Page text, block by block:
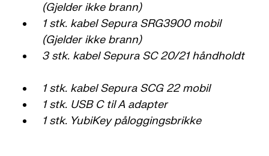
(Gjelder ikke brann)
1 stk. kabel Sepura SRG3900 mobil
(Gjelder ikke brann)
3 stk. kabel Sepura SC 20/21 håndholdt
1 stk. kabel Sepura SCG 22 mobil
1 stk. USB C til A adapter
1 stk. YubiKey påloggingsbrikke